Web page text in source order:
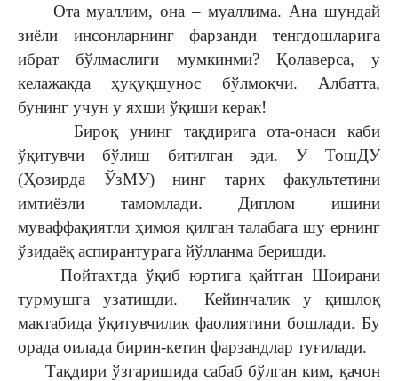
Ота муаллим, она – муаллима. Ана шундай
зиёли инсонларнинг фарзанди тенгдошларига
ибрат бўлмаслиги мумкинми? Қолаверса, у
келажакда ҳуқуқшунос бўлмоқчи. Албатта,
бунинг учун у яхши ўқиши керак!
Бироқ унинг тақдирига ота-онаси каби
ўқитувчи бўлиш битилган эди. У ТошДУ
(Ҳозирда ЎзМУ) нинг тарих факультетини
имтиёзли тамомлади. Диплом ишини
муваффақиятли ҳимоя қилган талабага шу ернинг
ўзидаёқ аспирантурага йўлланма беришди.
Пойтахтда ўқиб юртига қайтган Шоирани
турмушга узатишди. Кейинчалик у қишлоқ
мактабида ўқитувчилик фаолиятини бошлади. Бу
орада оилада бирин-кетин фарзандлар туғилади.
Тақдири ўзгаришида сабаб бўлган ким, қачон